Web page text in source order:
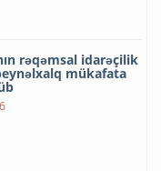
rəqəmsal idarəçilik
mükafata